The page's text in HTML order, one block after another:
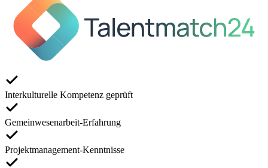
Interkulturelle Kompetenz geprüft
Gemeinwesenarbeit-Erfahrung
Projektmanagement-Kenntnisse